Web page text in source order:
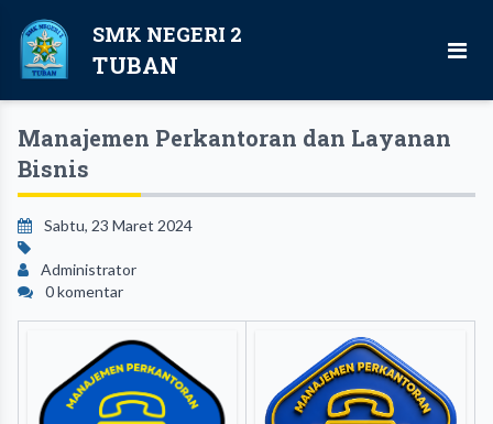
SMK NEGERI 2
TUBAN
Manajemen Perkantoran dan Layanan
Bisnis
Sabtu, 23 Maret 2024
Administrator
0 komentar